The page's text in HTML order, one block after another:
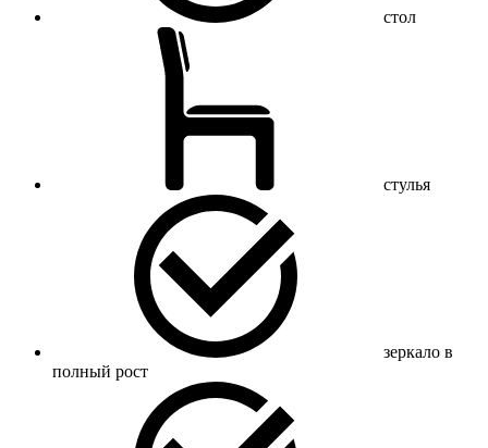
стол
стулья
зеркало в
полный рост